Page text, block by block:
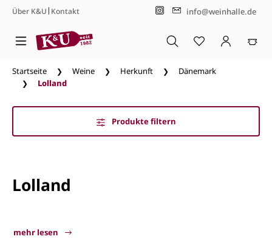
Zum Hauptinhalt springen
Über K&U| Kontakt info@weinhalle.de
Startseite Weine Herkunft
Dänemark
Lolland
Produkte filtern
Lolland
mehr lesen